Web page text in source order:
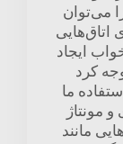
می‌توان
اتاق‌هایی
ایجاد
کرد
ما
مونتاژ
مانند